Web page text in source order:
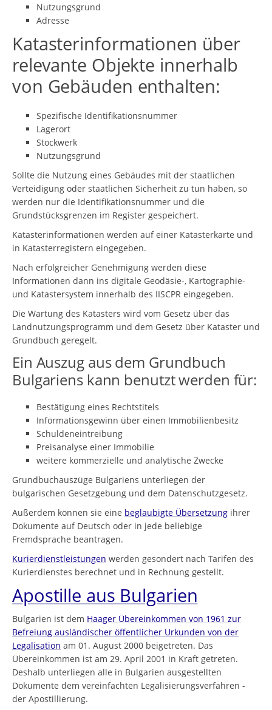
Nutzungsgrund
Adresse
Katasterinformationen über
relevante Objekte innerhalb
von Gebäuden enthalten:
Spezifische Identifikationsnummer
Lagerort
Stockwerk
Nutzungsgrund
Sollte die Nutzung eines Gebäudes mit der staatlichen
Verteidigung oder staatlichen Sicherheit zu tun haben, so
werden nur die Identifikationsnummer und die
Grundstücksgrenzen im Register gespeichert.
Katasterinformationen werden auf einer Katasterkarte und
in Katasterregistern eingegeben.
Nach erfolgreicher Genehmigung werden diese
Informationen dann ins digitale Geodäsie-, Kartographie-
und Katastersystem innerhalb des IISCPR eingegeben.
Die Wartung des Katasters wird vom Gesetz über das
Landnutzungsprogramm und dem Gesetz über Kataster und
Grundbuch geregelt.
Ein Auszug aus dem Grundbuch
Bulgariens kann benutzt werden für:
Bestätigung eines Rechtstitels
Informationsgewinn über einen Immobilienbesitz
Schuldeneintreibung
Preisanalyse einer Immobilie
weitere kommerzielle und analytische Zwecke
Grundbuchauszüge Bulgariens unterliegen der
bulgarischen Gesetzgebung und dem Datenschutzgesetz.
Außerdem können sie eine beglaubigte Übersetzung ihrer
Dokumente auf Deutsch oder in jede beliebige
Fremdsprache beantragen.
Kurierdienstleistungen werden gesondert nach Tarifen des
Kurierdienstes berechnet und in Rechnung gestellt.
Apostille aus Bulgarien
Bulgarien ist dem Haager Übereinkommen von 1961 zur
Befreiung ausländischer öffentlicher Urkunden von der
Legalisation am 01. August 2000 beigetreten. Das
Übereinkommen ist am 29. April 2001 in Kraft getreten.
Deshalb unterliegen alle in Bulgarien ausgestellten
Dokumente dem vereinfachten Legalisierungsverfahren -
der Apostillierung.